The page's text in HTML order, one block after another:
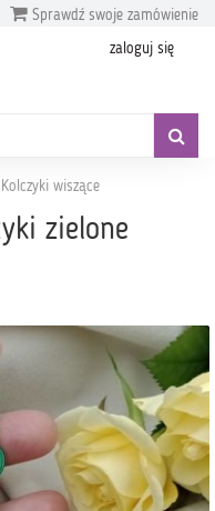
Sprawdź swoje zamówienie
zaloguj się
Kolczyki wiszące
zielone